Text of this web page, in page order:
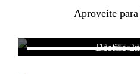
Aproveite
Desfile